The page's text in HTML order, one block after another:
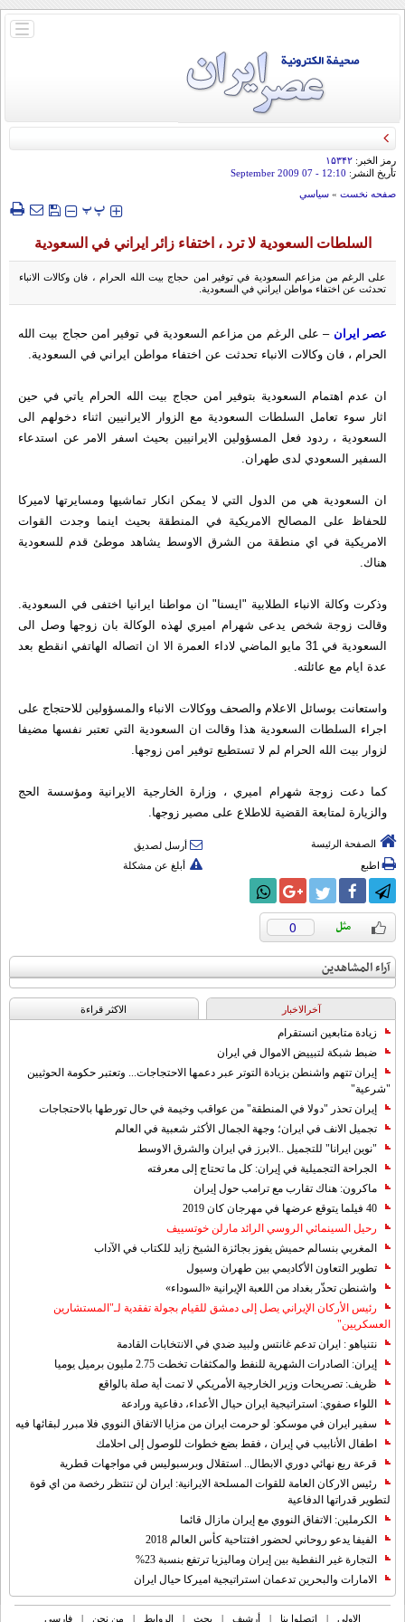
باز
رمز الخبر: ۱۵۳۴۲
تأريخ النشر: 12:10
- 07 September 2009
صفحه نخست » سياسي
‍‍‍ پپ
السلطات السعودية لا ترد ، اختفاء زائر ايراني في السعودية
على الرغم من مزاعم السعودية في توفير امن حجاج بيت الله الحرام ، فان وكالات الانباء
تحدثت عن اختفاء مواطن ايراني في السعودية.
عصر ايران – على الرغم من مزاعم السعودية في توفير امن حجاج بيت الله
الحرام ، فان وكالات الانباء تحدثت عن اختفاء مواطن ايراني في السعودية.
ان عدم اهتمام السعودية بتوفير امن حجاج بيت الله الحرام ياتي في حين
اثار سوء تعامل السلطات السعودية مع الزوار الايرانيين اثناء دخولهم الى
السعودية ، ردود فعل المسؤولين الايرانيين بحيث اسفر الامر عن استدعاء
السفير السعودي لدى طهران.
ان السعودية هي من الدول التي لا يمكن انكار تماشيها ومسايرتها لاميركا
للحفاظ على المصالح الامريكية في المنطقة بحيث اينما وجدت القوات
الامريكية في اي منطقة من الشرق الاوسط يشاهد موطئ قدم للسعودية
هناك.
وذكرت وكالة الانباء الطلابية "ايسنا" ان مواطنا ايرانيا اختفى في السعودية.
وقالت زوجة شخص يدعى شهرام اميري لهذه الوكالة بان زوجها وصل الى
السعودية في 31 مايو الماضي لاداء العمرة الا ان اتصاله الهاتفي انقطع بعد
عدة ايام مع عائلته.
واستعانت بوسائل الاعلام والصحف ووكالات الانباء والمسؤولين للاحتجاج على
اجراء السلطات السعودية هذا وقالت ان السعودية التي تعتبر نفسها مضيفا
لزوار بيت الله الحرام لم لا تستطيع توفير امن زوجها.
كما دعت زوجة شهرام اميري ، وزارة الخارجية الايرانية ومؤسسة الحج
والزيارة لمتابعة القضية للاطلاع على مصير زوجها.
الصفحة الرئيسة
أرسل لصديق
اطبع
أبلغ عن مشكلة
0
آراء المشاهدين
آخرالاخبار الاکثر قراءة
زيادة متابعين انستقرام
ضبط شبكة لتبييض الاموال في ايران
إيران تتهم واشنطن بزيادة التوتر عبر دعمها الاحتجاجات... وتعتبر حكومة الحوثيين
"شرعية"
إيران تحذر "دولا في المنطقة" من عواقب وخيمة في حال تورطها بالاحتجاجات
تجميل الانف في ايران؛ وجهة الجمال الأكثر شعبية في العالم
"نوين ايرانا" للتجميل ..الابرز في ايران والشرق الاوسط
الجراحة التجميلية في إيران: كل ما تحتاج إلى معرفته
ماكرون: هناك تقارب مع ترامب حول إيران
40 فيلما يتوقع عرضها في مهرجان كان 2019
رحيل السينمائي الروسي الرائد مارلن خوتسييف
المغربي بنسالم حميش يفوز بجائزة الشيخ زايد للكتاب في الآداب
تطوير التعاون الأكاديمي بين طهران وسيول
واشنطن تحذّر بغداد من اللعبة الإيرانية «السوداء»
رئيس الأركان الإيراني يصل إلى دمشق للقيام بجولة تفقدية لـ"المستشارين
العسكريين"
نتنياهو : ايران تدعم غانتس ولبيد ضدي في الانتخابات القادمة
إيران: الصادرات الشهریة للنفط والمكثفات تخطت 2.75 مليون برميل يوميا
ظريف: تصريحات وزير الخارجية الأمريكي لا تمت أية صلة بالواقع
اللواء صفوي: استراتيجية ايران حيال الأعداء، دفاعية ورادعة
سفير ايران في موسكو: لو حرمت ايران من مزايا الاتفاق النووي فلا مبرر لبقائها فيه
اطفال الأنابيب في إيران ، فقط بضع خطوات للوصول إلى احلامك
قرعة ربع نهائي دوري الابطال.. استقلال وبرسبوليس في مواجهات قطرية
رئيس الاركان العامة للقوات المسلحة الايرانية: ايران لن تنتظر رخصة من اي قوة
لتطوير قدراتها الدفاعية
الكرملين: الاتفاق النووي مع إيران مازال قائما
الفيفا يدعو روحاني لحضور افتتاحية كأس العالم 2018
التجارة غیر النفطیة بین إیران ومالیزیا ترتفع بنسبة 23%
الامارات والبحرين تدعمان استراتيجية اميركا حيال ايران
الاولی اتصلوا بنا أرشیف بحث الروابط من نحن فارسی